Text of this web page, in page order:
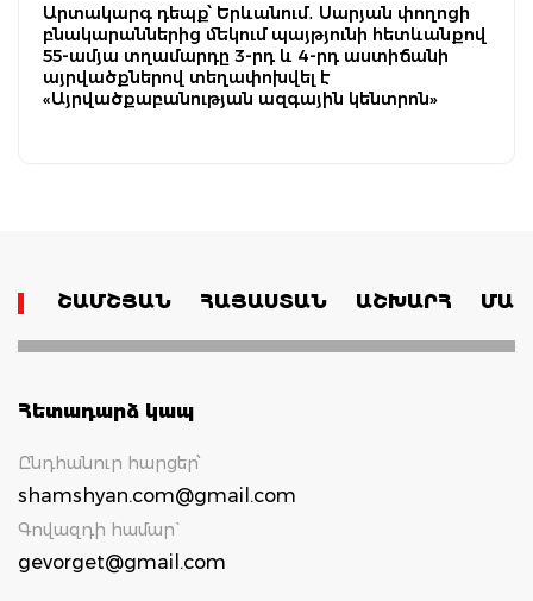
Արտակարգ դեպք՝ Երևանում․ Սարյան փողոցի
բնակարաններից մեկում պայթյունի հետևանքով
55-ամյա տղամարդը 3-րդ և 4-րդ աստիճանի
այրվածքներով տեղափոխվել է
«Այրվածքաբանության ազգային կենտրոն»
ՇԱՄՇՅԱՆ ՀԱՅԱՍՏԱՆ ԱՇԽԱՐՀ
Հետադարձ կապ
Ընդհանուր հարցեր՝
shamshyan.com@gmail.com
Գովազդի համար`
gevorget@gmail.com